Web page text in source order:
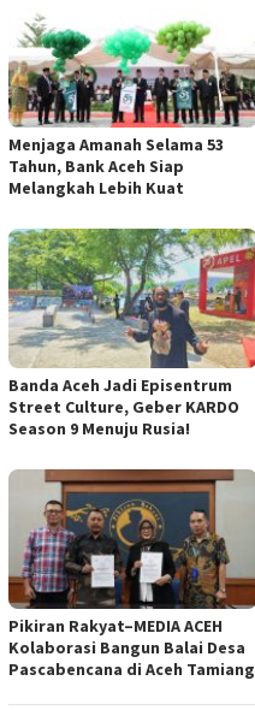
Menjaga Amanah Selama 53
Tahun, Bank Aceh Siap
Melangkah Lebih Kuat
Banda Aceh Jadi Episentrum
Street Culture, Geber KARDO
Season 9 Menuju Rusia!
Pikiran Rakyat–MEDIA ACEH
Kolaborasi Bangun Balai Desa
Pascabencana di Aceh Tamiang